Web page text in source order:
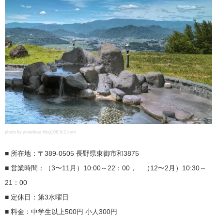
photo by yurarikan.blog106.fc2.com
■ 所在地：〒389-0505 長野県東御市和3875
■ 営業時間：（3〜11月）10:00～22：00， （12〜2月）10:30～
21：00
■ 定休日：第3水曜日
■ 料金：中学生以上500円 小人300円